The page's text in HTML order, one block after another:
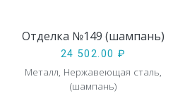
Отделка №149 (шампань)
24 502.00 ₽
Металл, Нержавеющая сталь,
(шампань)